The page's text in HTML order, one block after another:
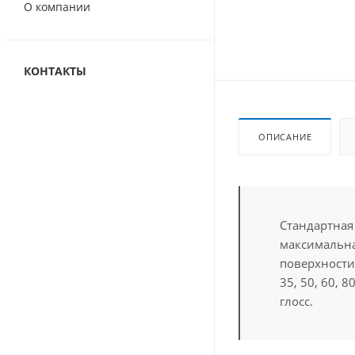
О компании
КОНТАКТЫ
ОПИСАНИЕ
35, 50, 60,
глосс.